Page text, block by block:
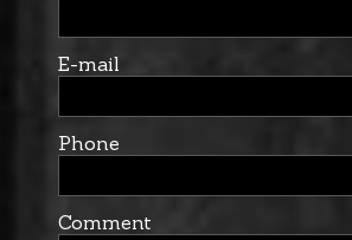
E-mail
Phone
Comment